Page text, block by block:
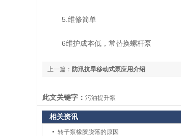
5.维修简单
6维护成本低，常替换螺杆泵
上一篇： 防汛抗旱移动式泵应用介绍
此文关键字： 污油提升泵
相关资讯
转子泵橡胶脱落的原因